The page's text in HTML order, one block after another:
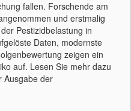
fallen. Forschende am
und erstmalig
Pestizidbelastung in
Daten, modernste
zeigen ein
auf. Lesen Sie mehr dazu
Ausgabe der